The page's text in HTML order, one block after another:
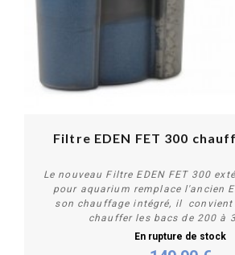
Filtre EDEN FET 300
Le nouveau Filtre EDEN FET 300
pour aquarium remplace l'ancien
son chauffage intégré, il
chauffer les bacs de 200 à
En rupture de stock